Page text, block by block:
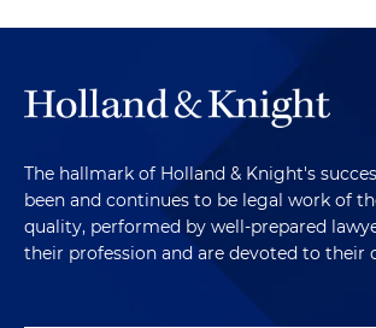
The hallmark of Holland & Knight's
been and continues to be legal work of
quality, performed by well-prepared
their profession and are devoted to their